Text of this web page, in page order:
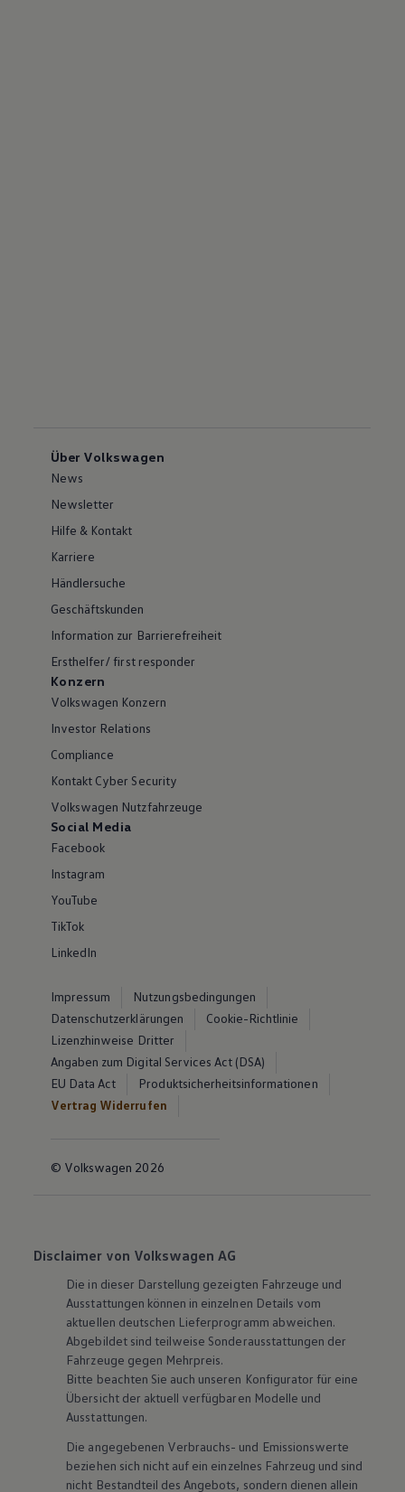
Über Volkswagen
News
Newsletter
Hilfe & Kontakt
Karriere
Händlersuche
Geschäftskunden
Information zur Barrierefreiheit
Ersthelfer/ first responder
Konzern
Volkswagen Konzern
Investor Relations
Compliance
Kontakt Cyber Security
Volkswagen Nutzfahrzeuge
Social Media
Facebook
Instagram
YouTube
TikTok
LinkedIn
Impressum
Nutzungsbedingungen
Datenschutzerklärungen
Cookie-Richtlinie
Lizenzhinweise Dritter
Angaben zum Digital Services Act (DSA)
EU Data Act
Produktsicherheitsinformationen
Vertrag Widerrufen
© Volkswagen 2026
Disclaimer von Volkswagen AG
Die in dieser Darstellung gezeigten Fahrzeuge und
Ausstattungen können in einzelnen Details vom
aktuellen deutschen Lieferprogramm abweichen.
Abgebildet sind teilweise Sonderausstattungen der
Fahrzeuge gegen Mehrpreis.
Bitte beachten Sie auch unseren Konfigurator für eine
Übersicht der aktuell verfügbaren Modelle und
Ausstattungen.
Die angegebenen Verbrauchs- und Emissionswerte
beziehen sich nicht auf ein einzelnes Fahrzeug und sind
nicht Bestandteil des Angebots, sondern dienen allein